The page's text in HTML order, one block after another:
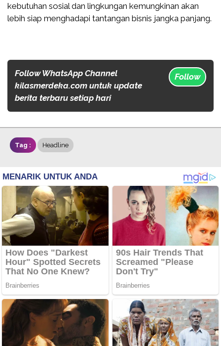
kebutuhan sosial dan lingkungan kemungkinan akan
lebih siap menghadapi tantangan bisnis jangka panjang.
Follow WhatsApp Channel
kilasmerdeka.com untuk update
berita terbaru setiap hari
Follow
Tag : Headline